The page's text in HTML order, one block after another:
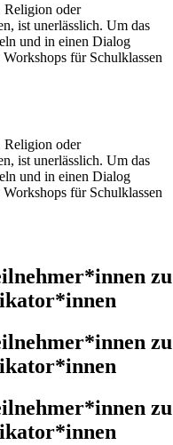
Religion oder
ist unerlässlich. Um das
und in einen Dialog
für Schulklassen
Religion oder
ist unerlässlich. Um das
und in einen Dialog
für Schulklassen
zu
zu
zu